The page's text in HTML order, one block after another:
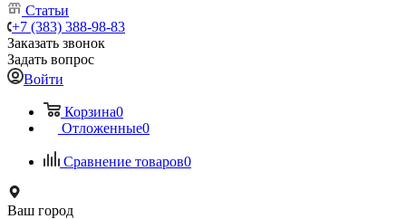
Статьи
+7 (383) 388-98-83
Заказать звонок
Задать вопрос
Войти
Корзина0
Отложенные0
Сравнение товаров0
Ваш город